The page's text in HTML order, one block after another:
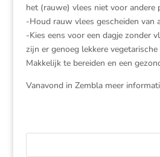
het (rauwe) vlees niet voor andere
-Houd rauw vlees gescheiden van
-Kies eens voor een dagje zonder
zijn er genoeg lekkere
Makkelijk te bereiden en een
Vanavond in Zembla meer